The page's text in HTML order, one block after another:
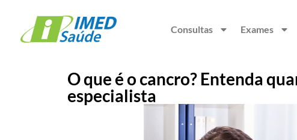
Consultas Exames
O que é o cancro? Entenda
especialista